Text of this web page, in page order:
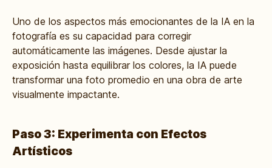
Uno de los aspectos más emocionantes de la IA en la
fotografía es su capacidad para corregir
automáticamente las imágenes. Desde ajustar la
exposición hasta equilibrar los colores, la IA puede
transformar una foto promedio en una obra de arte
visualmente impactante.
Paso 3: Experimenta con Efectos
Artísticos